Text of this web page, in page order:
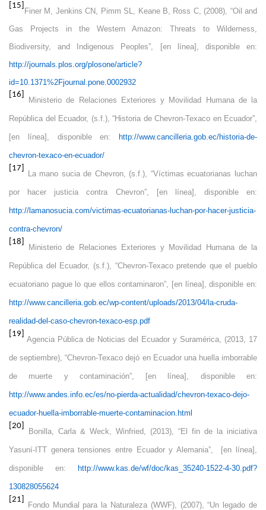
[15]
Finer M, Jenkins CN, Pimm SL, Keane B, Ross C, (2008), “Oil and
Gas Projects in the Western Amazon: Threats to Wilderness,
Biodiversity, and Indigenous Peoples”, [en línea], disponible en:
http://journals.plos.org/plosone/article?
id=10.1371%2Fjournal.pone.0002932
[16]
Ministerio de Relaciones Exteriores y Movilidad Humana de la
República del Ecuador, (s.f.), “Historia de Chevron-Texaco en Ecuador”,
[en línea], disponible en: http://www.cancilleria.gob.ec/historia-de-
chevron-texaco-en-ecuador/
[17]
La mano sucia de Chevron, (s.f.), “Víctimas ecuatorianas luchan
por hacer justicia contra Chevron”, [en línea], disponible en:
http://lamanosucia.com/victimas-ecuatorianas-luchan-por-hacer-justicia-
contra-chevron/
[18]
Ministerio de Relaciones Exteriores y Movilidad Humana de la
República del Ecuador, (s.f.), “Chevron-Texaco pretende que el pueblo
ecuatoriano pague lo que ellos contaminaron”, [en línea], disponible en:
http://www.cancilleria.gob.ec/wp-content/uploads/2013/04/la-cruda-
realidad-del-caso-chevron-texaco-esp.pdf
[19]
Agencia Pública de Noticias del Ecuador y Suramérica, (2013, 17
de septiembre), “Chevron-Texaco dejó en Ecuador una huella imborrable
de muerte y contaminación”, [en línea], disponible en:
http://www.andes.info.ec/es/no-pierda-actualidad/chevron-texaco-dejo-
ecuador-huella-imborrable-muerte-contaminacion.html
[20]
Bonilla, Carla & Weck, Winfried, (2013), “El fin de la iniciativa
Yasuní-ITT genera tensiones entre Ecuador y Alemania”, [en línea],
disponible en: http://www.kas.de/wf/doc/kas_35240-1522-4-30.pdf?
130828055624
[21]
Fondo Mundial para la Naturaleza (WWF), (2007), “Un legado de